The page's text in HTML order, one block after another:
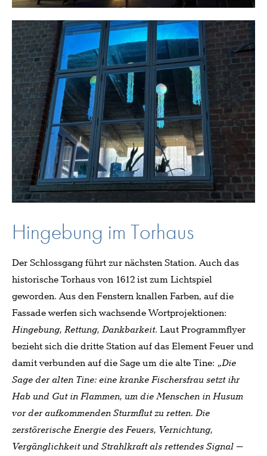
Hingebung im Torhaus
Der Schlossgang führt zur nächsten Station. Auch das
historische Torhaus von 1612 ist zum Lichtspiel
geworden. Aus den Fenstern knallen Farben, auf die
Fassade werfen sich wachsende Wortprojektionen:
Hingebung, Rettung, Dankbarkeit. Laut Programmflyer
bezieht sich die dritte Station auf das Element Feuer und
damit verbunden auf die Sage um die alte Tine: „Die
Sage der alten Tine: eine kranke Fischersfrau setzt ihr
Hab und Gut in Flammen, um die Menschen in Husum
vor der aufkommenden Sturmflut zu retten. Die
zerstörerische Energie des Feuers, Vernichtung,
Vergänglichkeit und Strahlkraft als rettendes Signal –